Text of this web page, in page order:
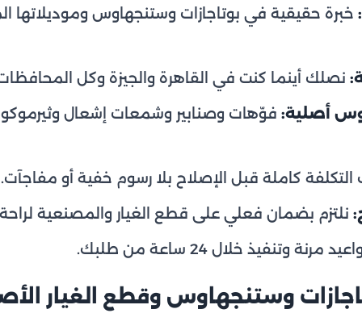
خبرة حقيقية في بوتاجازات وستنجهاوس وموديلاتها
نصلك أينما كنت في القاهرة والجيزة وكل
أصلية: فوّهات وصنابير وشمعات إشعال
كاملة قبل الإصلاح بلا رسوم خفية أو مفاجآت.
نلتزم بضمان فعلي على قطع الغيار والمصنعية
مرنة وتنفيذ خلال 24 ساعة من طلبك.
وستنجهاوس وقطع الغيار